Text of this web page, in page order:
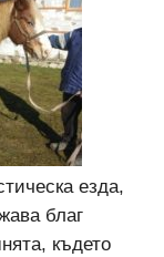
езда,
благ
където